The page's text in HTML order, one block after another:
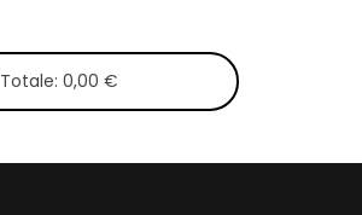
Totale: 0,00 €